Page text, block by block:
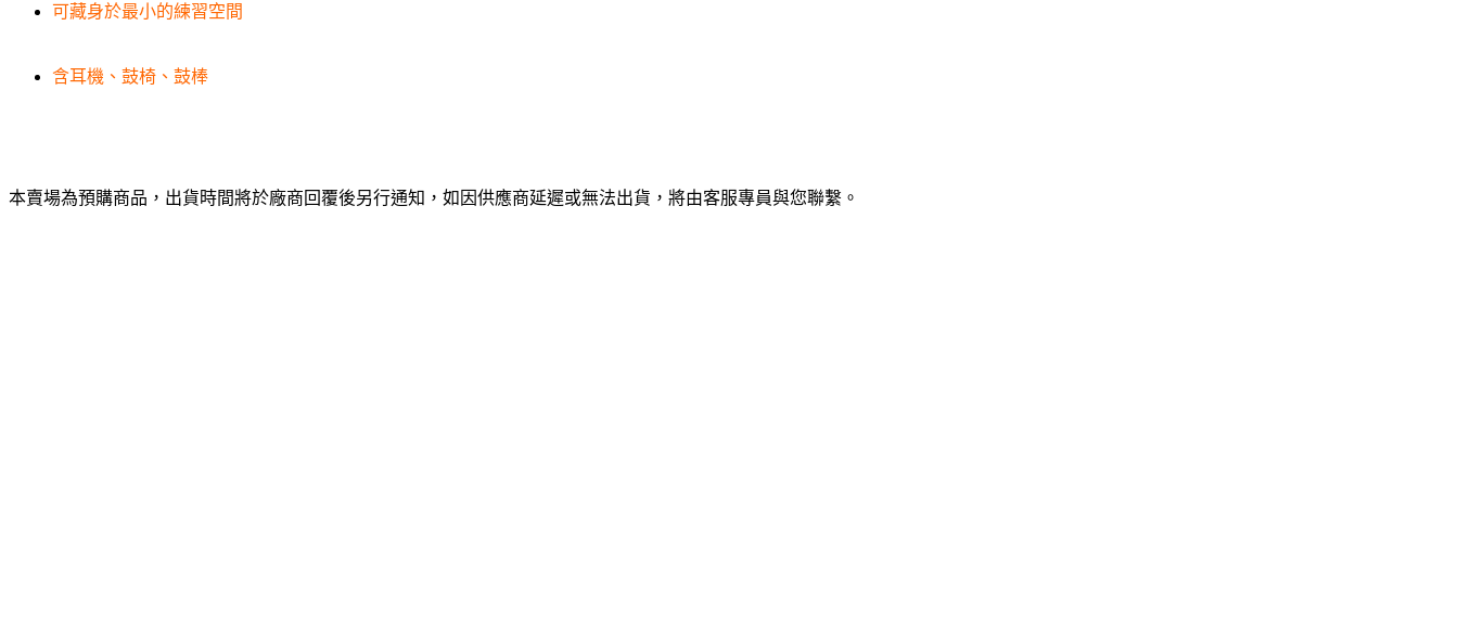
可藏身於最小的練習空間
含耳機、鼓椅、鼓棒
本賣場為預購商品，出貨時間將於廠商回覆後另行通知，如因供應商延遲或無法出貨，將由客服專員與您聯繫。